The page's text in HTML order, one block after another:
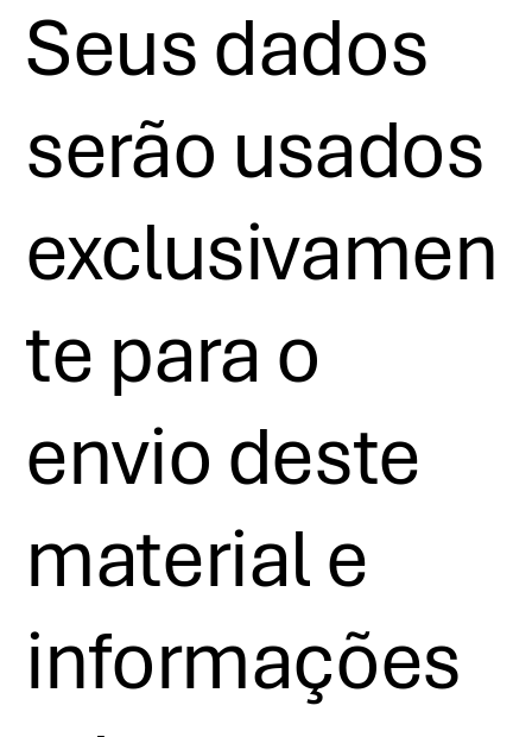
Seus dados
serão usados ​​
exclusivamen
te para o
envio deste
material e
informações